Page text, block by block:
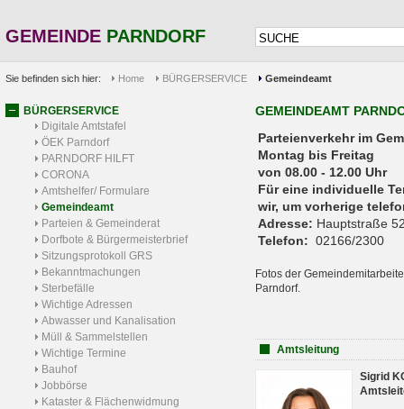
GEMEINDE PARNDORF
Sie befinden sich hier: Home BÜRGERSERVICE Gemeindeamt
BÜRGERSERVICE
Digitale Amtstafel
ÖEK Parndorf
PARNDORF HILFT
CORONA
Amtshelfer/ Formulare
Gemeindeamt
Parteien & Gemeinderat
Dorfbote & Bürgermeisterbrief
Sitzungsprotokoll GRS
Bekanntmachungen
Sterbefälle
Wichtige Adressen
Abwasser und Kanalisation
Müll & Sammelstellen
Wichtige Termine
Bauhof
Jobbörse
Kataster & Flächenwidmung
GEMEINDEAMT
Parteienverkehr
Montag bis Freitag
von 08.00 - 12.00 Uhr
Für eine individuelle
wir, um vorherige
Adresse: Hauptstraße
Telefon: 02166/2300
Fotos der
Parndorf.
Amtsleitung
Sigrid